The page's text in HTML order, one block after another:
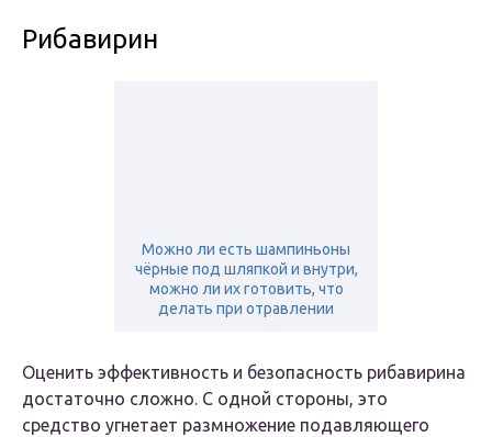
Рибавирин
Можно ли есть шампиньоны
чёрные под шляпкой и внутри,
можно ли их готовить, что
делать при отравлении
Оценить эффективность и безопасность рибавирина
достаточно сложно. С одной стороны, это
средство угнетает размножение подавляющего